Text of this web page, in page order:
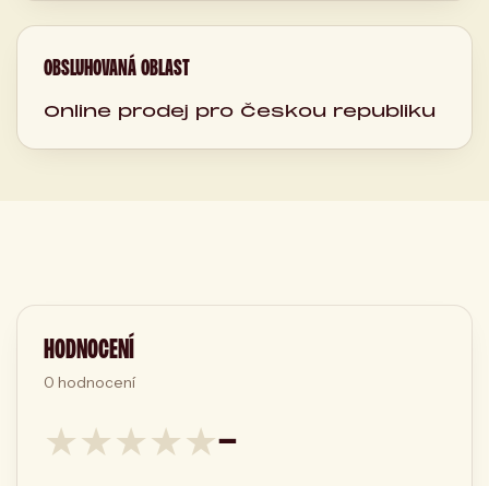
OBSLUHOVANÁ OBLAST
Online prodej pro Českou republiku
HODNOCENÍ
0 hodnocení
★★★★★—